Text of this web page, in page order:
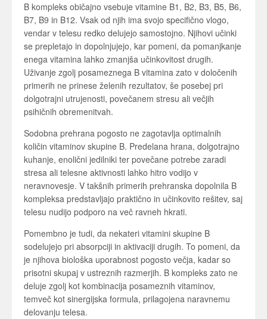
B kompleks običajno vsebuje vitamine B1, B2, B3, B5, B6,
B7, B9 in B12. Vsak od njih ima svojo specifično vlogo,
vendar v telesu redko delujejo samostojno. Njihovi učinki
se prepletajo in dopolnjujejo, kar pomeni, da pomanjkanje
enega vitamina lahko zmanjša učinkovitost drugih.
Uživanje zgolj posameznega B vitamina zato v določenih
primerih ne prinese želenih rezultatov, še posebej pri
dolgotrajni utrujenosti, povečanem stresu ali večjih
psihičnih obremenitvah.
Sodobna prehrana pogosto ne zagotavlja optimalnih
količin vitaminov skupine B. Predelana hrana, dolgotrajno
kuhanje, enolični jedilniki ter povečane potrebe zaradi
stresa ali telesne aktivnosti lahko hitro vodijo v
neravnovesje. V takšnih primerih prehranska dopolnila B
kompleksa predstavljajo praktično in učinkovito rešitev, saj
telesu nudijo podporo na več ravneh hkrati.
Pomembno je tudi, da nekateri vitamini skupine B
sodelujejo pri absorpciji in aktivaciji drugih. To pomeni, da
je njihova biološka uporabnost pogosto večja, kadar so
prisotni skupaj v ustreznih razmerjih. B kompleks zato ne
deluje zgolj kot kombinacija posameznih vitaminov,
temveč kot sinergijska formula, prilagojena naravnemu
delovanju telesa.